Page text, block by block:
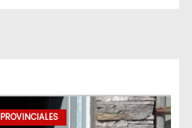
PROVINCIALES